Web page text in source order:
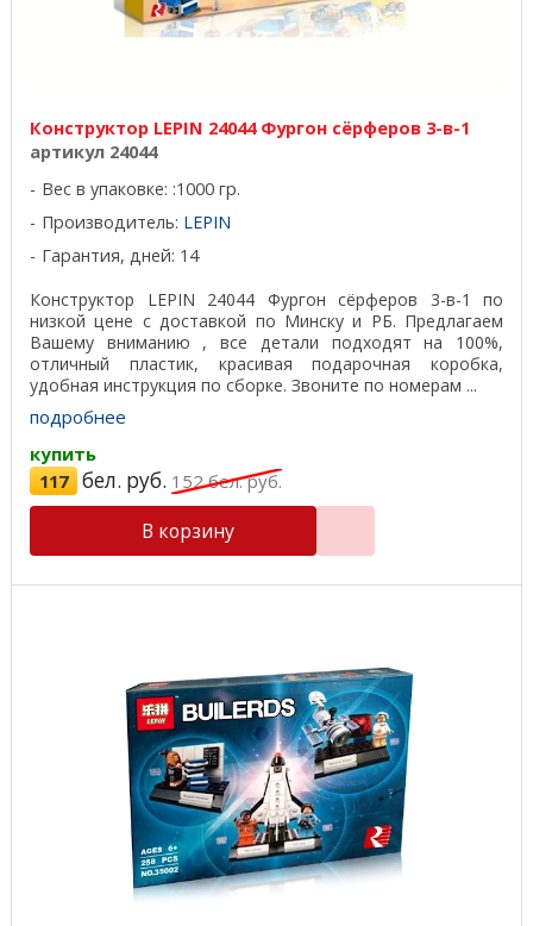
Конструктор LEPIN 24044 Фургон сёрферов 3-в-1
артикул 24044
Вес в упаковке: :1000 гр.
Производитель: LEPIN
Гарантия, дней: 14
Конструктор LEPIN 24044 Фургон сёрферов 3-в-1 по
низкой цене с доставкой по Минску и РБ. Предлагаем
Вашему вниманию , все детали подходят на 100%,
отличный пластик, красивая подарочная коробка,
удобная инструкция по сборке. Звоните по номерам ...
подробнее
купить
117 бел. руб. 152бел. руб.
В корзину